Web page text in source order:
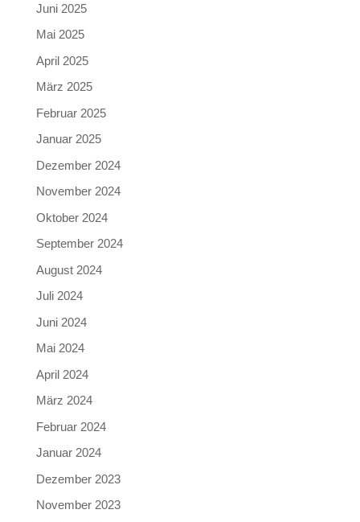
Juni 2025
Mai 2025
April 2025
März 2025
Februar 2025
Januar 2025
Dezember 2024
November 2024
Oktober 2024
September 2024
August 2024
Juli 2024
Juni 2024
Mai 2024
April 2024
März 2024
Februar 2024
Januar 2024
Dezember 2023
November 2023